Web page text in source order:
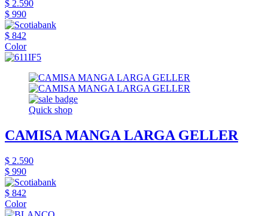
$ 2.590
$ 990
$ 842
Color
Quick shop
CAMISA MANGA LARGA GELLER
$ 2.590
$ 990
$ 842
Color